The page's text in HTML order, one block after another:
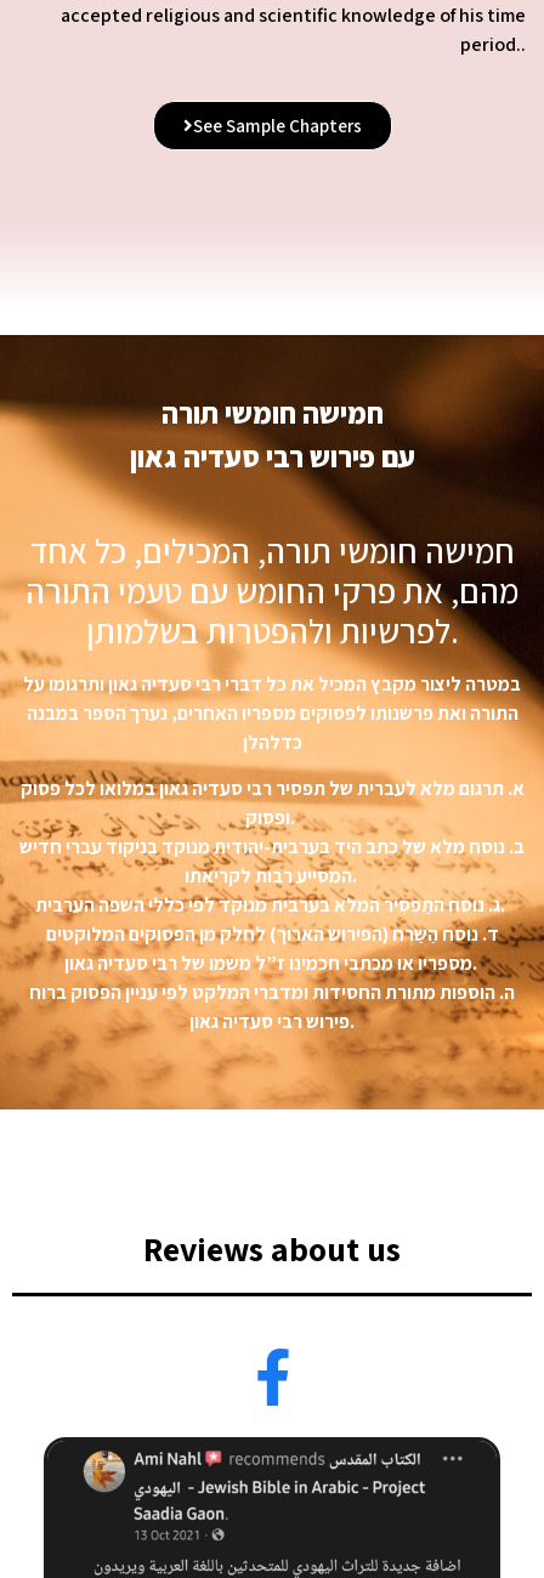
accepted religious and scientific knowledge of his time
period..
See Sample Chapters
חמישה חומשי תורה
עם פירוש רבי סעדיה גאון
חמישה חומשי תורה, המכילים, כל אחד
מהם, את פרקי החומש עם טעמי התורה
לפרשיות ולהפטרות בשלמותן.
במטרה ליצור מקבץ המכיל את כל דברי רבי סעדיה גאון ותרגומו על
התורה ואת פרשנותו לפסוקים מספריו האחרים, נערך הספר במבנה
כדלהלן
א. תרגום מלא לעברית של תפסיר רבי סעדיה גאון במלואו לכל פסוק
ופסוק.
ב. נוסח מלא של כתב היד בערבית-יהודית מנוקד בניקוד עברי חדיש
המסייע רבות לקריאתו.
ג. נוסח התַּפְסִיר המלא בערבית מנוקד לפי כללי השפה הערבית.
ד. נוסח הַשַּרְח (הפירוש הארוך) לחלק מן הפסוקים המלוקטים
מספריו או מכתבי חכמינו ז”ל משמו של רבי סעדיה גאון.
ה. הוספות מתורת החסידות ומדברי המלקט לפי עניין הפסוק ברוח
פירוש רבי סעדיה גאון.
Reviews about us